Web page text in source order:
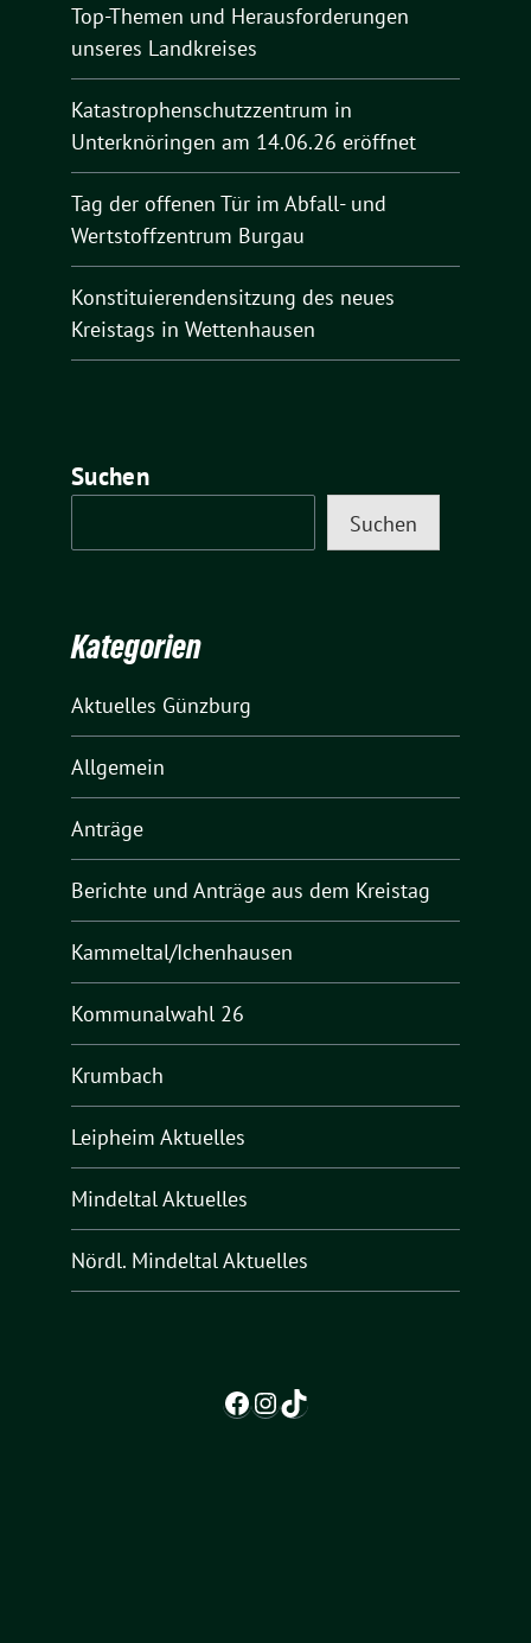
Top-Themen und Herausforderungen
unseres Landkreises
Katastrophenschutzzentrum in
Unterknöringen am 14.06.26 eröffnet
Tag der offenen Tür im Abfall- und
Wertstoffzentrum Burgau
Konstituierendensitzung des neues
Kreistags in Wettenhausen
Suchen
Suchen
Kategorien
Aktuelles Günzburg
Allgemein
Anträge
Berichte und Anträge aus dem Kreistag
Kammeltal/Ichenhausen
Kommunalwahl 26
Krumbach
Leipheim Aktuelles
Mindeltal Aktuelles
Nördl. Mindeltal Aktuelles
Facebook
Instagram
TikTok